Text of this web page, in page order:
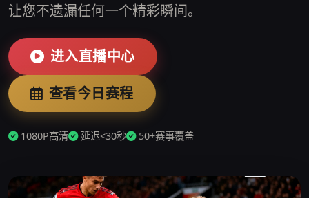
让您不遗漏任何一个精彩瞬间。
进入直播中心
查看今日赛程
1080P高清 延迟<30秒 50+赛事覆盖